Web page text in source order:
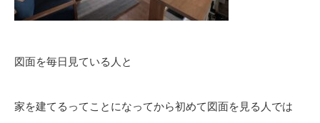
図面を毎日見ている人と
家を建てるってことになってから初めて図面を見る人では